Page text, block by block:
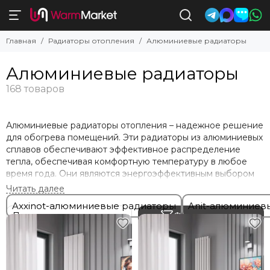
Алюминиевые радиаторы
Anit-алюминиевые радиаторы
Silver-алюминиевые дизайн-радиаторы
Fusion-алюминиевые радиаторы
Главная Радиаторы отопления Алюминиевые радиаторы
Алюминиевые радиаторы
Алюминиевые радиаторы отопления – надежное решение
для обогрева помещений. Эти радиаторы из алюминиевых
сплавов обеспечивают эффективное распределение
тепла, обеспечивая комфортную температуру в любое
время года. Они являются энергоэффективным выбором
благодаря своей высокой теплопроводности,
позволяющей быстро и равномерно нагревать
помещение.
Алюминиевые обогреватели с радиаторами отопления
имеют множество преимуществ. Их легкий вес делает
установку и обслуживание легкими и удобными.
Axxinot-алюминиевые радиаторы Anit-
Фильтр товаров